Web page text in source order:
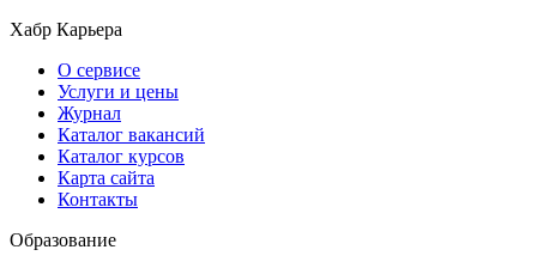
Хабр Карьера
О сервисе
Услуги и цены
Журнал
Каталог вакансий
Каталог курсов
Карта сайта
Контакты
Образование